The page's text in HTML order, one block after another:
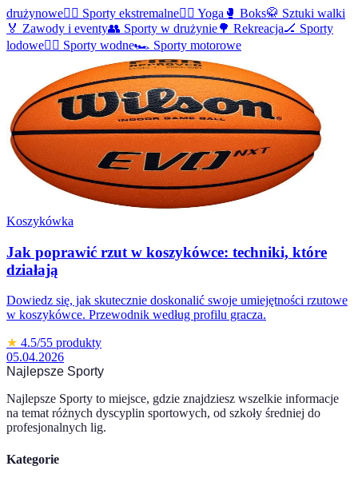
drużynowe🏄‍♀️ Sporty ekstremalne🧘‍♀️ Yoga 🥊 Boks🥋 Sztuki walki
🏅 Zawody i eventy👥 Sporty w drużynie🌳 Rekreacja🏒 Sporty
lodowe🏄‍♂️ Sporty wodne🏎️ Sporty motorowe
Koszykówka
Jak poprawić rzut w koszykówce: techniki, które
działają
Dowiedz się, jak skutecznie doskonalić swoje umiejętności rzutowe
w koszykówce. Przewodnik według profilu gracza.
★ 4.5/55 produkty
05.04.2026
Najlepsze Sporty
Najlepsze Sporty to miejsce, gdzie znajdziesz wszelkie informacje
na temat różnych dyscyplin sportowych, od szkoły średniej do
profesjonalnych lig.
Kategorie